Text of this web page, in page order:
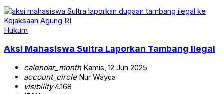
Hukum
Aksi Mahasiswa Sultra Laporkan Tambang Ilegal
calendar_monthKamis, 12 Jun 2025
account_circleNur Wayda
visibility4.168